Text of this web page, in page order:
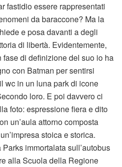
fastidio essere rappresentati
da baraccone? Ma la
e posa davanti a degli
di libertà. Evidentemente,
di definizione del suo io ha
con Batman per sentirsi
wc in un luna park di icone
loro. E poi davvero ci
foto: espressione fiera e dito
un’aula attorno composta
stoica e storica.
immortalata sull’autobus
alla Scuola della Regione